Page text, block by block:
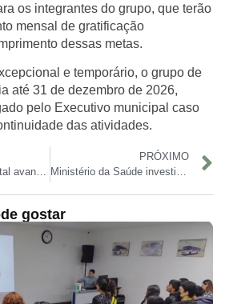
os integrantes do grupo, que terão
mensal de gratificação
dessas metas.
e temporário, o grupo de
até 31 de dezembro de 2026,
pelo Executivo municipal caso
das atividades.
Transformação digital avança no Polo Industrial de Manaus e acelera adoção da Indústria 4.0
PRÓXIMO
Ministério da Saúde investiga reações à vacina da dengue e mantém suspensão preventiva do imunizante
gostar